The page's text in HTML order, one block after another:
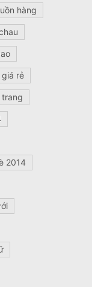
hàng
rẻ
trang
2014